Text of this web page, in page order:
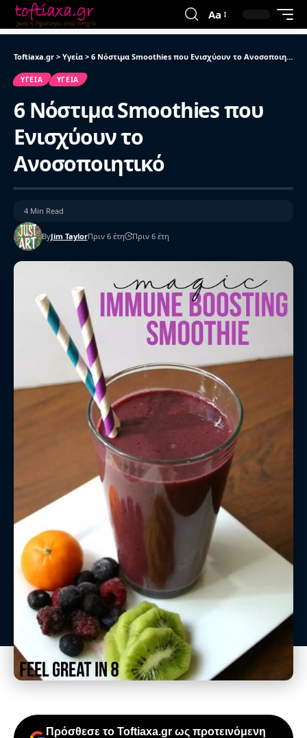
Aa
Toftiaxa.gr > Υγεία > 6 Νόστιμα Smoothies που Ενισχύουν το Ανοσοποιητικό
ΥΓΕΊΑ ΥΓΕΊΑ
6 Νόστιμα Smoothies που
Ενισχύουν το
Ανοσοποιητικό
ByJim TaylorΠριν 6 έτη Πριν 6 έτη
4 Min Read
Πρόσθεσε το Toftiaxa.gr ως προτεινόμενη